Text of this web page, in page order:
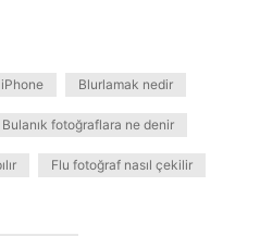
Blurlamak nedir
Bulanık fotoğraflara ne denir
Flu fotoğraf nasıl çekilir